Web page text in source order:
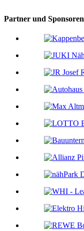
Partner und Sponsoren